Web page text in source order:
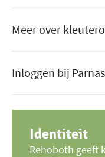
Meer over
Inloggen bij
Identiteit
Rehoboth geeft